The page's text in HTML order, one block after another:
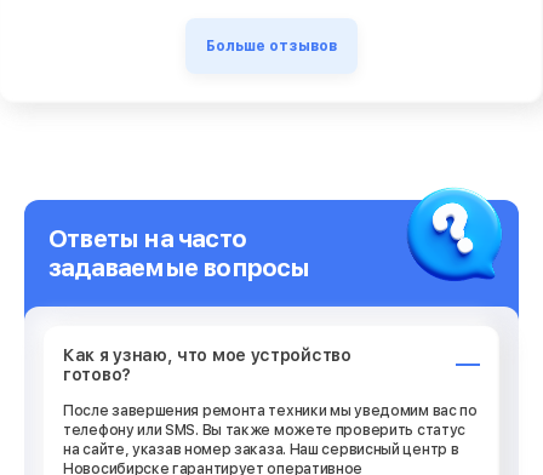
Больше отзывов
Ответы на часто
задаваемые вопросы
Как я узнаю, что мое устройство
готово?
После завершения ремонта техники мы уведомим вас по
телефону или SMS. Вы также можете проверить статус
на сайте, указав номер заказа. Наш сервисный центр в
Новосибирске гарантирует оперативное